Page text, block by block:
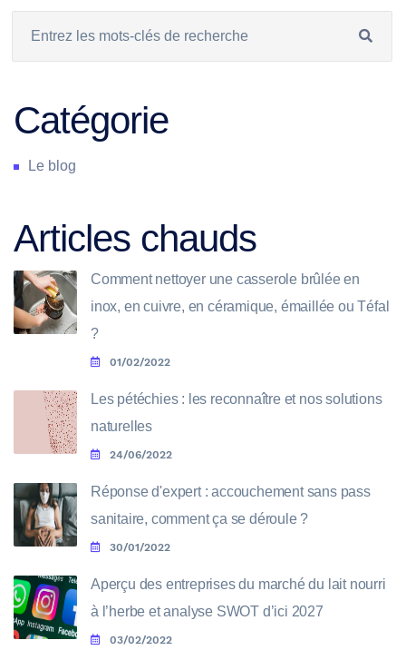
Catégorie
Le blog
Articles chauds
Comment nettoyer une casserole brûlée en
inox, en cuivre, en céramique, émaillée ou Téfal
?
01/02/2022
Les pétéchies : les reconnaître et nos solutions
naturelles
24/06/2022
Réponse d'expert : accouchement sans pass
sanitaire, comment ça se déroule ?
30/01/2022
Aperçu des entreprises du marché du lait nourri
à l’herbe et analyse SWOT d’ici 2027
03/02/2022